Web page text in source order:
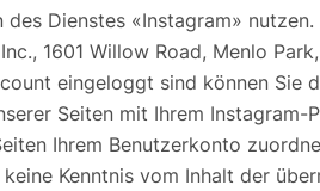
des Dienstes «Instagram»
1601 Willow Road, Menlo
eingeloggt sind können Sie
Seiten mit Ihrem Instagram-
Ihrem Benutzerkonto
Kenntnis vom Inhalt der